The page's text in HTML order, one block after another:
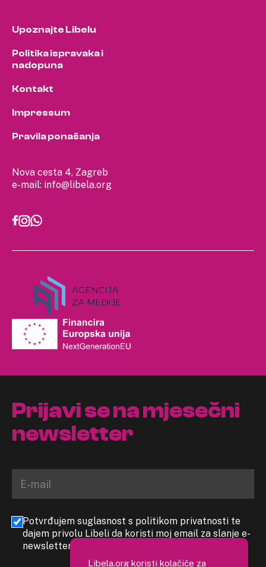
Nova cesta 4, Zagreb
e-mail: info@libela.org
Upoznajte Libelu
Politika ispravaka i
nadopuna
Kontakt
Impressum
Pravila ponašanja
Prijavi se na mjesečni
newsletter
Potvrđujem suglasnost s politikom privatnosti te
dajem privolu Libeli da koristi moj email za slanje e-
newslettera
Libela.org koristi kolačiće za